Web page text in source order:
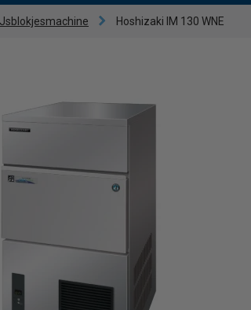
IJsblokjesmachine Hoshizaki IM 130 WNE